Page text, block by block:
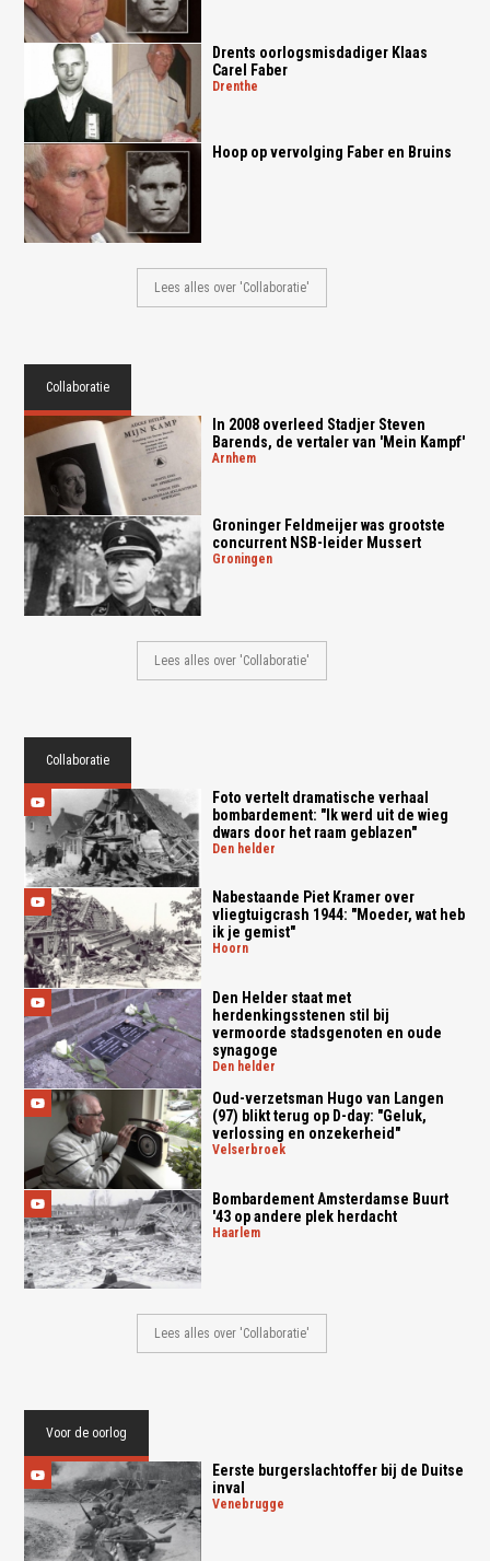
Drents oorlogsmisdadiger Klaas
Carel Faber
drenthe
Hoop op vervolging Faber en Bruins
Lees alles over 'Collaboratie'
Collaboratie
In 2008 overleed Stadjer Steven
Barends, de vertaler van 'Mein Kampf'
arnhem
Groninger Feldmeijer was grootste
concurrent NSB-leider Mussert
groningen
Lees alles over 'Collaboratie'
Collaboratie
Foto vertelt dramatische verhaal
bombardement: "Ik werd uit de wieg
dwars door het raam geblazen"
den helder
Nabestaande Piet Kramer over
vliegtuigcrash 1944: "Moeder, wat heb
ik je gemist"
hoorn
Den Helder staat met
herdenkingsstenen stil bij
vermoorde stadsgenoten en oude
synagoge
den helder
Oud-verzetsman Hugo van Langen
(97) blikt terug op D-day: "Geluk,
verlossing en onzekerheid"
velserbroek
Bombardement Amsterdamse Buurt
'43 op andere plek herdacht
haarlem
Lees alles over 'Collaboratie'
Voor de oorlog
Eerste burgerslachtoffer bij de Duitse
inval
venebrugge